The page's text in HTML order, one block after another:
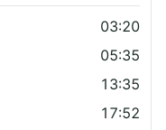
03:20
05:35
13:35
17:52